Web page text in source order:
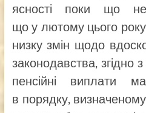
ясності поки що
що у лютому цього
низку змін щодо
законодавства, згідно
пенсійні виплати
в порядку, визначеному